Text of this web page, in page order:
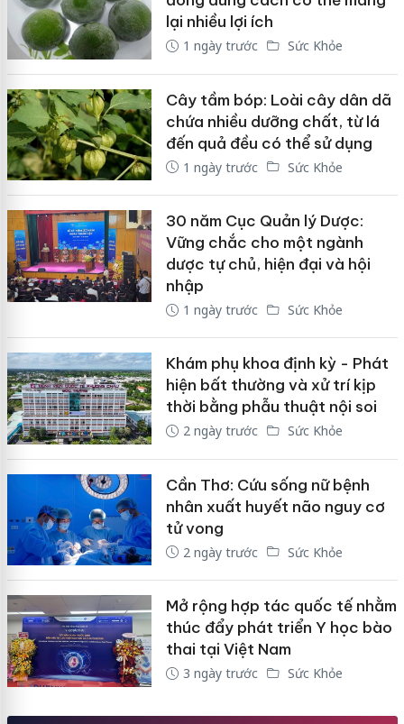
lại nhiều lợi ích
1 ngày trước Sức Khỏe
Cây tầm bóp: Loài cây dân dã
chứa nhiều dưỡng chất, từ lá
đến quả đều có thể sử dụng
1 ngày trước Sức Khỏe
30 năm Cục Quản lý Dược:
Vững chắc cho một ngành
dược tự chủ, hiện đại và hội
nhập
1 ngày trước Sức Khỏe
Khám phụ khoa định kỳ - Phát
hiện bất thường và xử trí kịp
thời bằng phẫu thuật nội soi
2 ngày trước Sức Khỏe
Cần Thơ: Cứu sống nữ bệnh
nhân xuất huyết não nguy cơ
tử vong
2 ngày trước Sức Khỏe
Mở rộng hợp tác quốc tế nhằm
thúc đẩy phát triển Y học bào
thai tại Việt Nam
3 ngày trước Sức Khỏe